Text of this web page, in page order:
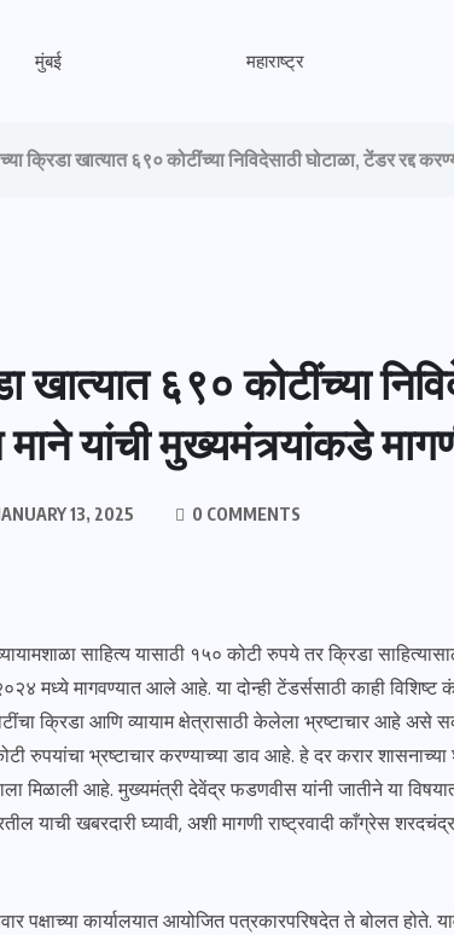
मुंबई महाराष्ट्र
क्रिडा खात्यात ६९० कोटींच्या निविदेसाठी घोटाळा, टेंडर रद्द
खात्यात ६९० कोटींच्या
यांची मुख्यमंत्र्यांकडे
13, 2025 0 COMMENTS
व्यायामशाळा साहित्य यासाठी १५० कोटी रुपये तर क्रिडा
मध्ये मागवण्यात आले आहे. या दोन्ही टेंडर्ससाठी काही
क्रिडा आणि व्यायाम क्षेत्रासाठी केलेला भ्रष्टाचार आहे असे
रुपयांचा भ्रष्टाचार करण्याच्या डाव आहे. हे दर करार
मिळाली आहे. मुख्यमंत्री देवेंद्र फडणवीस यांनी जातीने या
याची खबरदारी घ्यावी, अशी मागणी राष्ट्रवादी काँग्रेस
पक्षाच्या कार्यालयात आयोजित पत्रकारपरिषदेत ते बोलत